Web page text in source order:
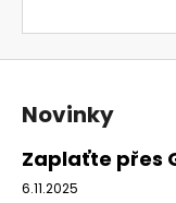
Z
Novinky
Zaplaťte přes
6.11.2025